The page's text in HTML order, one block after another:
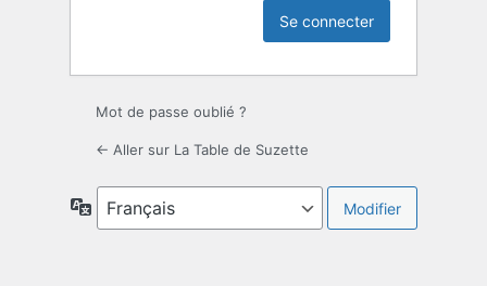
Mot de passe oublié ?
← Aller sur La Table de Suzette
Langue